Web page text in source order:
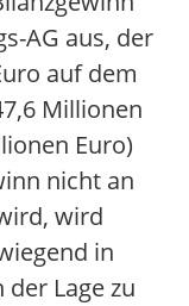
AG aus, der
auf dem
Millionen
Euro)
nicht an
wird
in
Lage zu